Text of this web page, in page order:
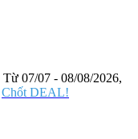
Từ 07/07 - 08/08/2026,
Chốt DEAL!